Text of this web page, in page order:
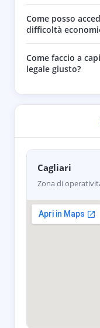
Come posso
difficoltà
Come faccio a
legale giusto?
Cagliari
Zona di